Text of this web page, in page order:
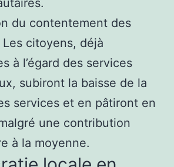
du contentement des
Les citoyens, déjà
à l’égard des services
subiront la baisse de la
services et en pâtiront en
une contribution
à la moyenne.